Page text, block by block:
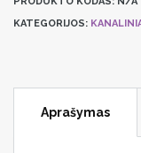
KATEGORIJOS:
Aprašymas